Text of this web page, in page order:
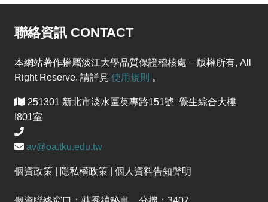
聯絡資訊 CONTACT
本網站著作權屬淡江大學品質保證稽核處 – 版權所有, All
Right Reserve. 請詳見 使用規則 。
251301 新北市淡水區英專路151號 覺生綜合大樓
I801室
av@oa.tku.edu.tw
個資政策 | 隱私權政策 | 個人資料告知聲明